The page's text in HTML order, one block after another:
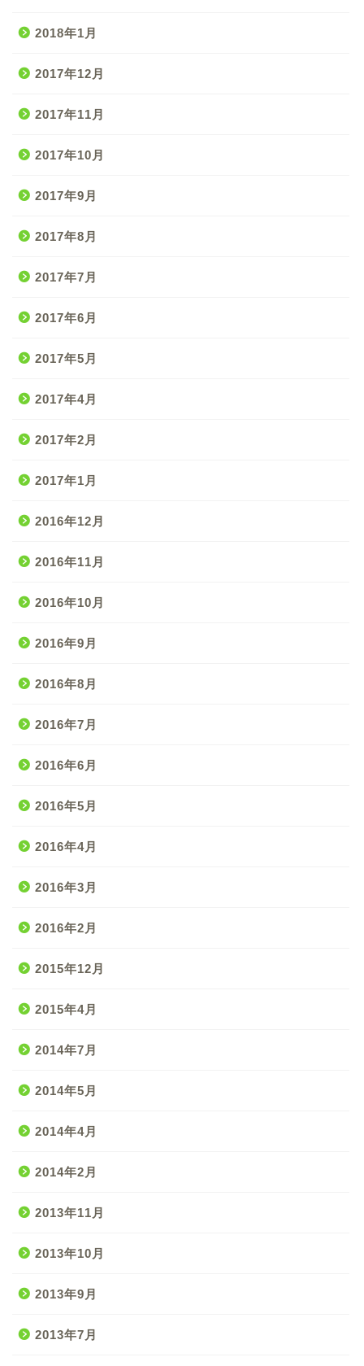
2018年1月
2017年12月
2017年11月
2017年10月
2017年9月
2017年8月
2017年7月
2017年6月
2017年5月
2017年4月
2017年2月
2017年1月
2016年12月
2016年11月
2016年10月
2016年9月
2016年8月
2016年7月
2016年6月
2016年5月
2016年4月
2016年3月
2016年2月
2015年12月
2015年4月
2014年7月
2014年5月
2014年4月
2014年2月
2013年11月
2013年10月
2013年9月
2013年7月